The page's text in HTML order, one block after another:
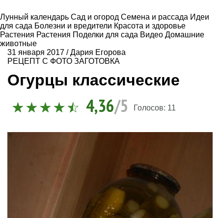
Лунный календарь Сад и огород Семена и рассада Идеи
для сада Болезни и вредители Красота и здоровье
Растения Растения Поделки для сада Видео Домашние
животные
31 января 2017 /Дария Егорова
РЕЦЕПТ С ФОТО ЗАГОТОВКА
Огурцы классические
4,36/5 Голосов: 11